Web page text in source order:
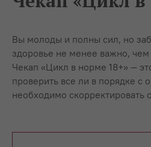
Вы молоды и полны сил, но
здоровье не менее важно,
Чекап «Цикл в норме 18+» —
проверить все ли в порядке с
необходимо скорректировать